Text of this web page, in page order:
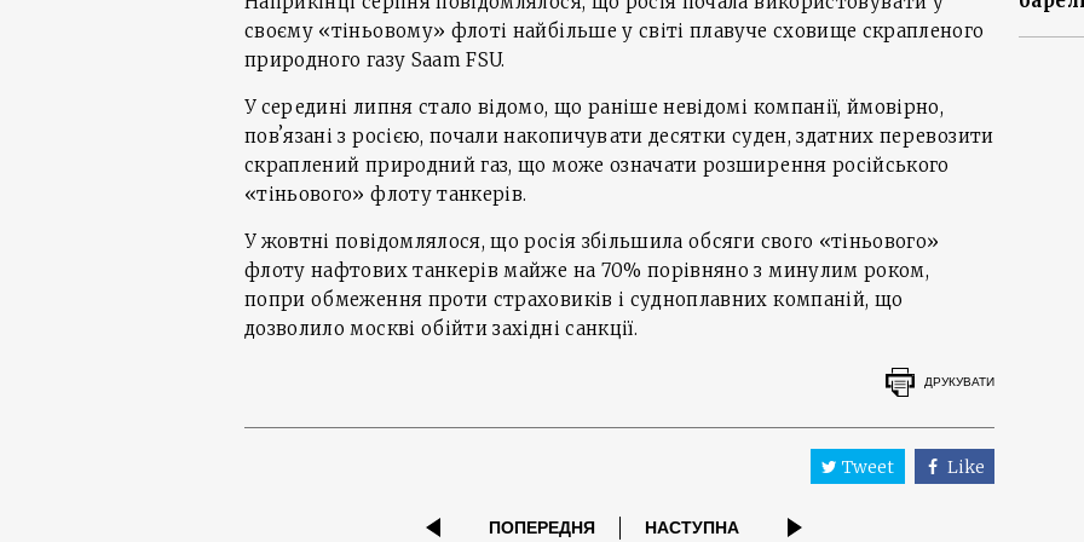
своєму «тіньовому» флоті найбільше у світі плавуче сховище скрапленого
природного газу Saam FSU.
У середині липня стало відомо, що раніше невідомі компанії, ймовірно,
повʼязані з росією, почали накопичувати десятки суден, здатних перевозити
скраплений природний газ, що може означати розширення російського
«тіньового» флоту танкерів.
У жовтні повідомлялося, що росія збільшила обсяги свого «тіньового»
флоту нафтових танкерів майже на 70% порівняно з минулим роком,
попри обмеження проти страховиків і судноплавних компаній, що
дозволило москві обійти західні санкції.
ДРУКУВАТИ
Tweet Like
ПОПЕРЕДНЯ НАСТУПНА